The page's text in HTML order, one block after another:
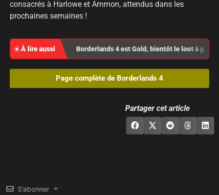
consacrés à Harlowe et Ammon, attendus dans les
prochaines semaines !
À lire aussi Borderlands 4 est Gold, bientôt le loot à gogo
Page complète de Borderlands 4
Partager cet article
S’abonner